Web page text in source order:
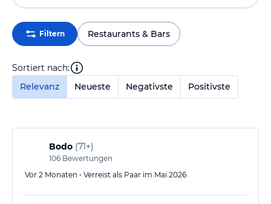
Filtern Restaurants & Bars
Sortiert nach:
Relevanz
Neueste Negativste Positivste
Bodo (71+)
106 Bewertungen
Vor 2 Monaten • Verreist als Paar im Mai 2026